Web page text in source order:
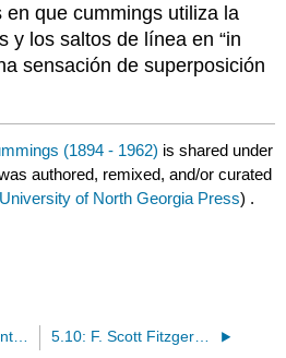
en que cummings utiliza la
y los saltos de línea en “in
sensación de superposición
(1894 - 1962) is shared under
authored, remixed, and/or curated
University of North Georgia Press) .
5.8: Edna San Vicente Millay (1892 - 1950) 5.10: F. Scott Fitzgerald (1896 - 1940)